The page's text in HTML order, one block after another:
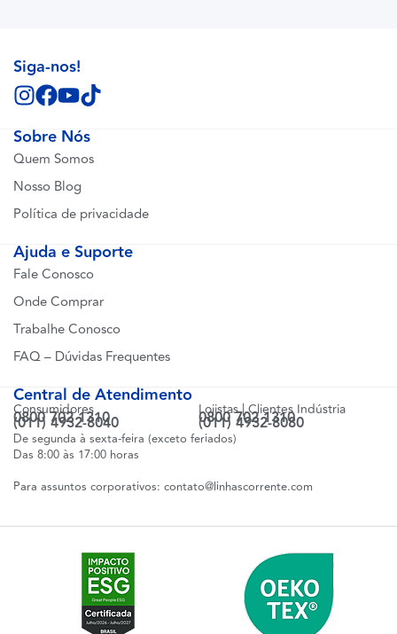
Sobre Nós
Quem Somos
Nosso Blog
Política de privacidade
Ajuda e Suporte
Fale Conosco
Onde Comprar
Trabalhe Conosco
FAQ – Dúvidas Frequentes
Central de Atendimento
Consumidores
0800 702 1310
(011) 4932-8040
Lojistas | Clientes Indústria
0800 702 1310
(011) 4932-8080
De segunda à sexta-feira (exceto feriados)
Das 8:00 às 17:00 horas
Para assuntos corporativos: contato@linhascorrente.com
Siga-nos!